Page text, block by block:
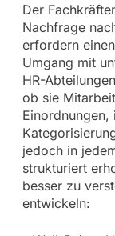
Der
Nachfrage
erfordern
Umgang mit
HR-
ob sie
jedoch in
strukturiert
besser zu
entwickeln: